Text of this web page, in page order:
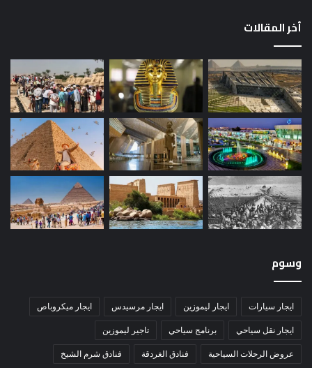
أخر المقالات
وسوم
ايجار سيارات ايجار ليموزين ايجار مرسيدس ايجار ميكروباص
ايجار نقل سياحي برنامج سياحي تاجير ليموزين
عروض الرحلات السياحية فنادق الغردقة فنادق شرم الشيخ